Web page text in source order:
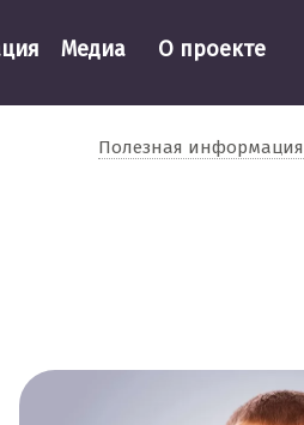
Медиа О проекте
Полезная информация